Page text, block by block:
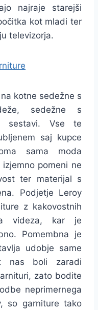
najraje starejši
kot mladi ter
televizorja.
kotne sedežne s
sedežne s
sestavi. Vse te
saj kupce
sama moda
pomeni ne
ter materijal s
Podjetje Leroy
z kakovostnih
videza, kar je
Pomembna je
udobje same
nas boli zaradi
zato bodite
neprimernega
so garniture tako